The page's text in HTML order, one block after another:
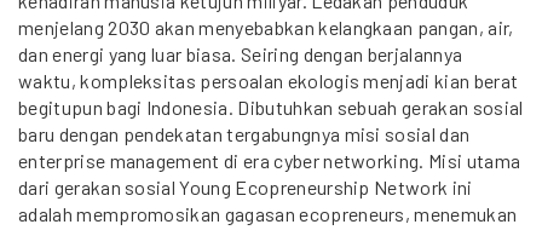
menjelang 2030 akan menyebabkan kelangkaan pangan, air,
dan energi yang luar biasa. Seiring dengan berjalannya
waktu, kompleksitas persoalan ekologis menjadi kian berat
begitupun bagi Indonesia. Dibutuhkan sebuah gerakan sosial
baru dengan pendekatan tergabungnya misi sosial dan
enterprise management di era cyber networking. Misi utama
dari gerakan sosial Young Ecopreneurship Network ini
adalah mempromosikan gagasan ecopreneurs, menemukan